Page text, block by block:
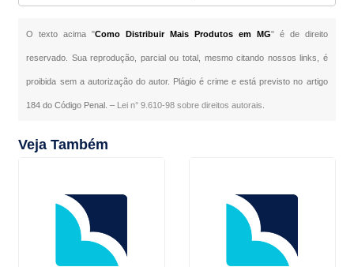
O texto acima "Como Distribuir Mais Produtos em MG" é de direito
reservado. Sua reprodução, parcial ou total, mesmo citando nossos links, é
proibida sem a autorização do autor. Plágio é crime e está previsto no artigo
184 do Código Penal. – Lei n° 9.610-98 sobre direitos autorais
Veja Também